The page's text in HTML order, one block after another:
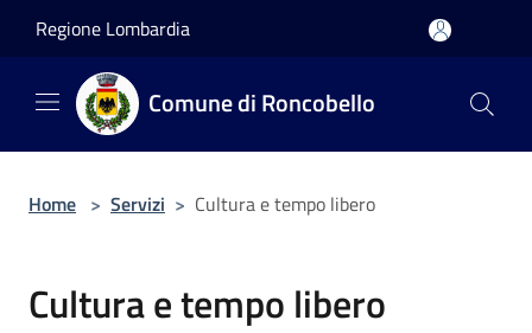
Regione Lombardia
Comune di Roncobello
Home > Servizi > Cultura e tempo libero
Cultura e tempo libero